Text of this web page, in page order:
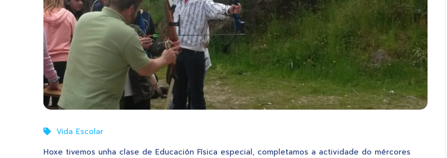
Vida Escolar
Hoxe tivemos unha clase de Educación Física especial, completamos a actividade do mércores